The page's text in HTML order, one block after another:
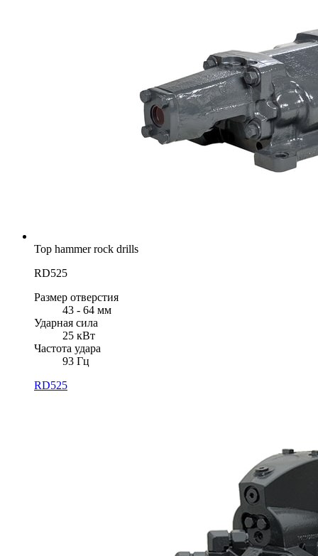
Top hammer rock drills
RD525
Размер отверстия
43 - 64 мм
Ударная сила
25 кВт
Частота удара
93 Гц
RD525